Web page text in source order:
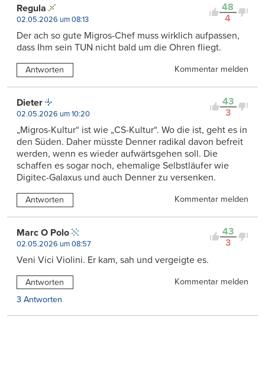
48
4
Regula
02.05.2026 um 08:13
Der ach so gute Migros-Chef muss wirklich aufpassen,
dass Ihm sein TUN nicht bald um die Ohren fliegt.
Antworten Kommentar melden
43
3
Dieter
02.05.2026 um 10:20
„Migros-Kultur“ ist wie „CS-Kultur“. Wo die ist, geht es in
den Süden. Daher müsste Denner radikal davon befreit
werden, wenn es wieder aufwärtsgehen soll. Die
schaffen es sogar noch, ehemalige Selbstläufer wie
Digitec-Galaxus und auch Denner zu versenken.
Antworten Kommentar melden
43
3
Marc O Polo
02.05.2026 um 08:57
Veni Vici Violini. Er kam, sah und vergeigte es.
Antworten
Kommentar melden
3 Antworten